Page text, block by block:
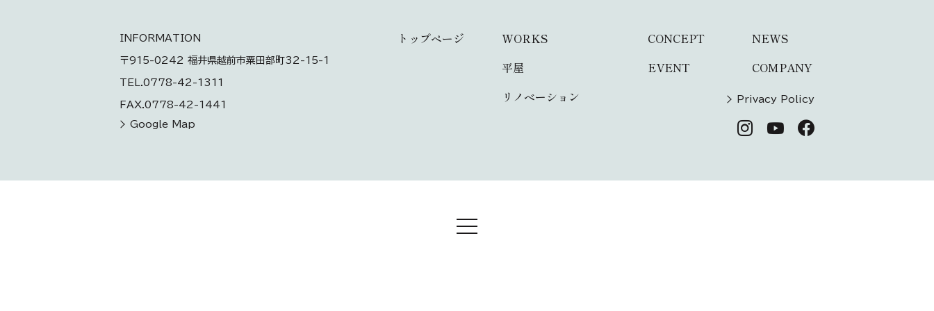
INFORMATION
〒915-0242 福井県越前市粟田部町32-15-1
TEL.0778-42-1311
FAX.0778-42-1441
Google Map
トップページ
WORKS
平屋
リノベーション
CONCEPT
EVENT
NEWS
COMPANY
Privacy Policy